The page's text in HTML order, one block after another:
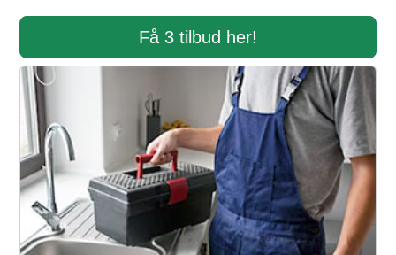
Få 3 tilbud her!